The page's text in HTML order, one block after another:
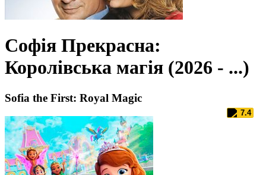
Софія Прекрасна:
Королівська магія (2026 - ...)
Sofia the First: Royal Magic
7.4